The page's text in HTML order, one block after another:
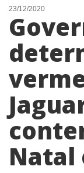
NOTÍCIAS
LISTA DIGITAL
CONTATO
23/12/2020
Natal